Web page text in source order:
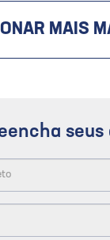
MAIS
seus